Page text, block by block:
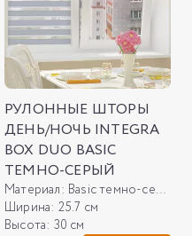
РУЛОННЫЕ ШТОРЫ
ДЕНЬ/НОЧЬ INTEGRA
BOX DUO BASIC
ТЕМНО-СЕРЫЙ
Материал: Basic темно-серый
Ширина: 25.7 см
Высота: 30 см